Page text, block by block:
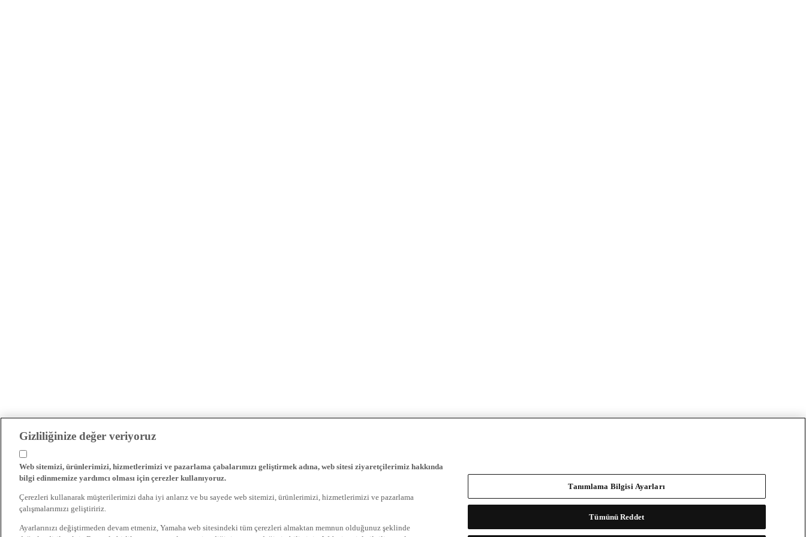
Gizliliğinize değer veriyoruz
Web sitemizi, ürünlerimizi, hizmetlerimizi ve pazarlama çabalarımızı geliştirmek adına, web sitesi ziyaretçilerimiz hakkında
bilgi edinmemize yardımcı olması için çerezler kullanıyoruz.
Çerezleri kullanarak müşterilerimizi daha iyi anlarız ve bu sayede web sitemizi, ürünlerimizi, hizmetlerimizi ve pazarlama
çalışmalarımızı geliştiririz.
Ayarlarınızı değiştirmeden devam etmeniz, Yamaha web sitesindeki tüm çerezleri almaktan memnun olduğunuz şeklinde
Tanımlama Bilgisi Ayarları
Tümünü Reddet